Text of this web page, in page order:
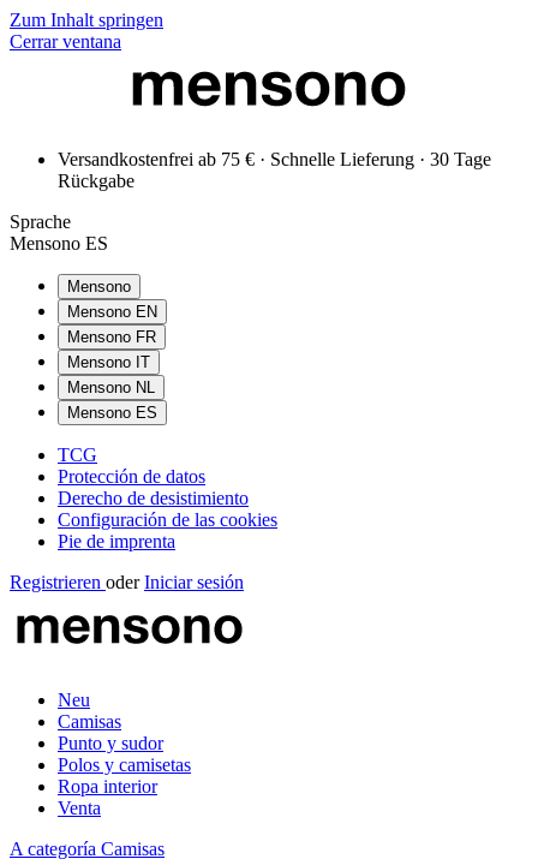
Zum Inhalt springen
Cerrar ventana
Versandkostenfrei ab 75 € · Schnelle Lieferung · 30 Tage
Rückgabe
Sprache
Mensono ES
Mensono
Mensono EN
Mensono FR
Mensono IT
Mensono NL
Mensono ES
TCG
Protección de datos
Derecho de desistimiento
Configuración de las cookies
Pie de imprenta
Registrieren oder Iniciar sesión
Neu
Camisas
Punto y sudor
Polos y camisetas
Ropa interior
Venta
A categoría Camisas